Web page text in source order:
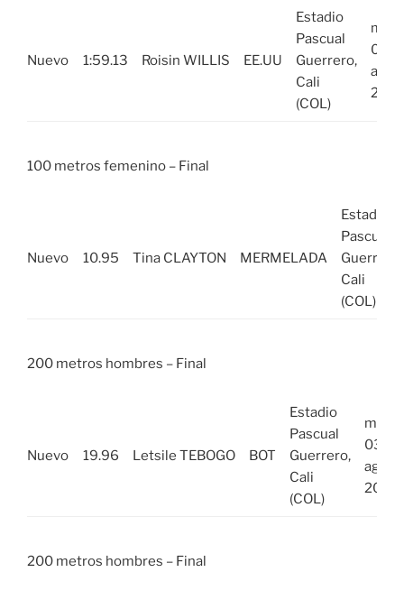
Nuevo 1:59.13 Roisin WILLIS EE.UU
Estadio
Pascual
Guerrero,
Cali
(COL)
mar,
02
ago
2022
100 metros femenino – Final
Nuevo 10.95 Tina CLAYTON MERMELADA
Estadio
Pascual
Guerrero,
Cali
(COL)
200 metros hombres – Final
Nuevo 19.96 Letsile TEBOGO BOT
Estadio
Pascual
Guerrero,
Cali
(COL)
mié,
03
ago
2022
200 metros hombres – Final